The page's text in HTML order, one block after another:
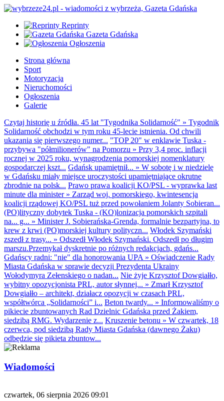
Reprinty
Gazeta Gdańska
Ogłoszenia
Strona główna
Sport
Motoryzacja
Nieruchomości
Ogłoszenia
Galerie
Czytaj historię u źródła. 45 lat "Tygodnika Solidarność" » Tygodnik
Solidarność obchodzi w tym roku 45-lecie istnienia. Od chwili
ukazania się pierwszego numer... "TOP 20" w enklawie Tuska -
przybywa "półmilionerów" na Pomorzu » Przy 3,4 proc. inflacji
rocznej w 2025 roku, wynagrodzenia pomorskiej nomenklatury
gospodarczej kszt... Gdańsk upamiętnił... » W sobotę i w niedzielę
w Gdańsku miały miejsce uroczystości upamiętniające okrutne
zbrodnie na polsk... Prawo prawa koalicji KO/PSL - wyprawka last
minute dla minister» Zarząd woj. pomorskiego, kwintesencja
koalicji rządowej KO/PSL tuż przed powołaniem Jolanty Sobieran...
(PO)lityczny dobytek Tuska - (KO)lonizacja pomorskich szpitali
na... g... » Minister J. Sobierańska-Grenda, formalnie bezpartyjna, to
krew z krwi (PO)morskiej kultury polityczn... Włodek Szymański
zszedł z trasy... » Odszedł Włodek Szymański. Odszedł po długim
marszu.Przemykał dyskretnie po różnych redakcjach, gdańs...
Gdańscy radni: "nie" dla honorowania UPA » Oświadczenie Rady
Miasta Gdańska w sprawie decyzji Prezydenta Ukrainy
Wołodymyra Zełenskiego o nadan... Nie żyje Krzysztof Dowgiałło,
wybitny opozycjonista PRL, autor słynnej... » Zmarł Krzysztof
Dowgiałło – architekt, działacz opozycji w czasach PRL,
współtwórca „Solidarności” i... Beton twardy... » Informowaliśmy o
pikiecie zbuntowanych Rad Dzielnic Gdańska przed Żakiem,
siedzibą RMG. Wydarzenie z... Kruszenie betonu » W czwartek, 18
czerwca, pod siedzibą Rady Miasta Gdańska (dawnego Żaku)
odbędzie się pikieta zbuntow...
Wiadomości
czwartek, 06 sierpnia 2026 09:01